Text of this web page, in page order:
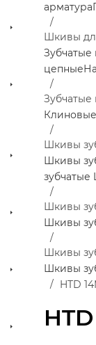
арматура
Шкивы
цепные
Шкивы
Шкивы
зубчатые
Шкивы
Шкивы
Шкивы
Шкивы
HTD